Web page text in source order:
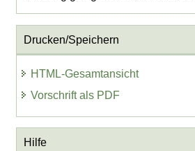
Drucken/Speichern
HTML-Gesamtansicht
Vorschrift als PDF
Hilfe